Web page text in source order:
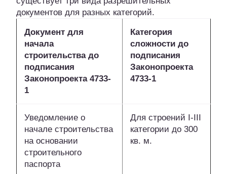
документов для разных категорий.
Документ для
начала
строительства до
подписания
Законопроекта 4733-
1
Категория
сложности до
подписания
Законопроекта
4733-1
Уведомление о
начале строительства
на основании
строительного
паспорта
Для строений I-III
категории до 300
кв. м.